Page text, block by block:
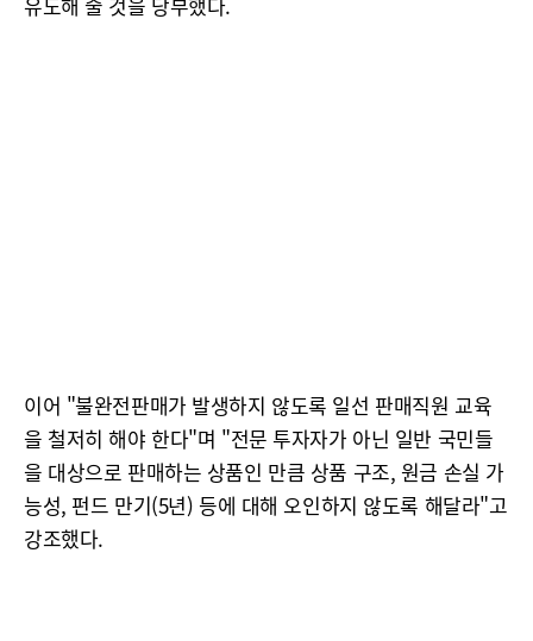
이어 "불완전판매가 발생하지 않도록 일선 판매직원 교육
을 철저히 해야 한다"며 "전문 투자자가 아닌 일반 국민들
을 대상으로 판매하는 상품인 만큼 상품 구조, 원금 손실 가
능성, 펀드 만기(5년) 등에 대해 오인하지 않도록 해달라"고
강조했다.